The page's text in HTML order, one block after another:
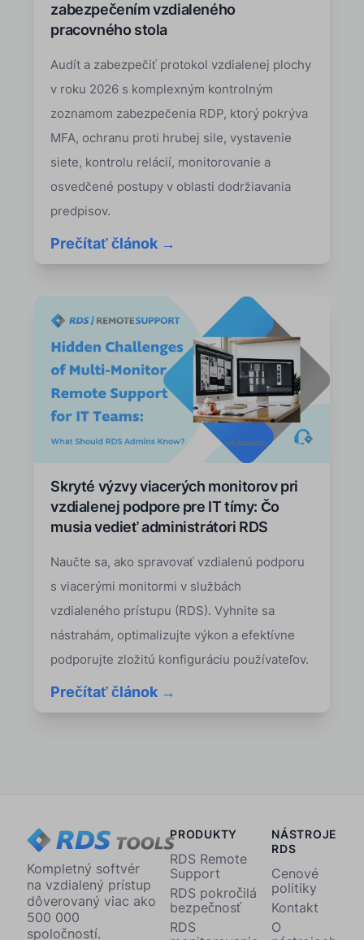
zabezpečením vzdialeného
pracovného stola
Audít a zabezpečiť protokol vzdialenej plochy
v roku 2026 s komplexným kontrolným
zoznamom zabezpečenia RDP, ktorý pokrýva
MFA, ochranu proti hrubej sile, vystavenie
siete, kontrolu relácií, monitorovanie a
osvedčené postupy v oblasti dodržiavania
predpisov.
Prečítať článok →
Skryté výzvy viacerých monitorov pri
vzdialenej podpore pre IT tímy: Čo
musia vedieť administrátori RDS
Naučte sa, ako spravovať vzdialenú podporu
s viacerými monitormi v službách
vzdialeného prístupu (RDS). Vyhnite sa
nástrahám, optimalizujte výkon a efektívne
podporujte zložitú konfiguráciu používateľov.
Prečítať článok →
Kompletný softvér
na vzdialený prístup
dôverovaný viac ako
500 000
spoločností.
PRODUKTY
RDS Remote
Support
RDS pokročilá
bezpečnosť
RDS
NÁSTROJE
RDS
Cenové
politiky
Kontakt
O